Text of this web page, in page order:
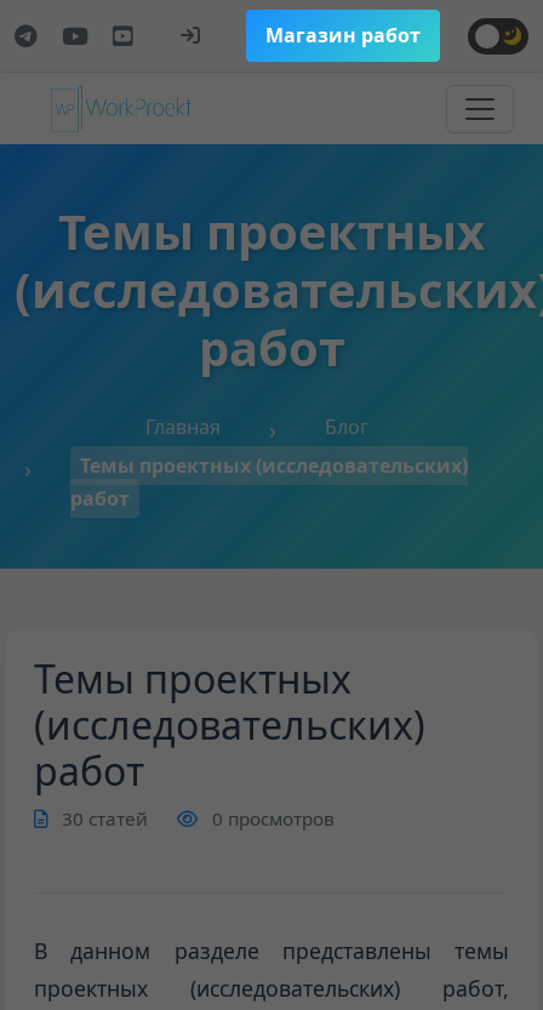
Магазин работ
Темы проектных
работ
Главная
Блог
Темы проектных (исследовательских)
работ
Темы проектных
(исследовательских)
работ
30 статей 0 просмотров
В данном разделе представлены темы
проектных (исследовательских) работ,